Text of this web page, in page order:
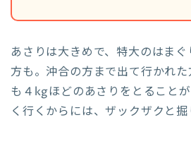
あさりは大きめで、特大のはま
方も。沖合の方まで出て行かれ
も４kgほどのあさりをとること
く行くからには、ザックザクと掘